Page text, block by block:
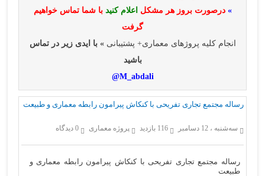
» درصورت بروز هر مشکل اعلام کنید با شما تماس خواهیم
گرفت
انجام کلیه پروژهای معماری+ پشتیبانی» با ایدی زیر در تماس
باشید
M_abdali@
رساله مجتمع تجاری تفریحی با کنکاش پیرامون رابطه معماری و طبیعت
سه‌شنبه ، 12 دسامبر 116 بازدید پروژه معماری 0 دیدگاه
رساله مجتمع تجاری تفریحی با کنکاش پیرامون رابطه معماری و
طبیعت